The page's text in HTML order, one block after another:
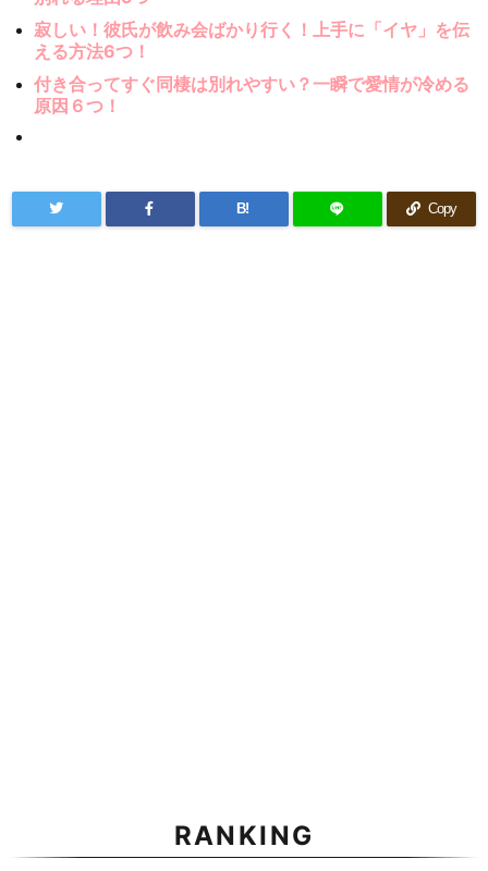
寂しい！彼氏が飲み会ばかり行く！上手に「イヤ」を伝
える方法6つ！
付き合ってすぐ同棲は別れやすい？一瞬で愛情が冷める
原因６つ！
B! Copy
RANKING